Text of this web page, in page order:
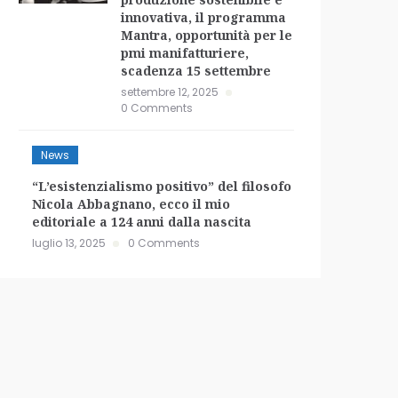
innovativa, il programma
Mantra, opportunità per le
pmi manifatturiere,
scadenza 15 settembre
settembre 12, 2025
0 Comments
News
“L’esistenzialismo positivo” del filosofo
Nicola Abbagnano, ecco il mio
editoriale a 124 anni dalla nascita
luglio 13, 2025 0 Comments